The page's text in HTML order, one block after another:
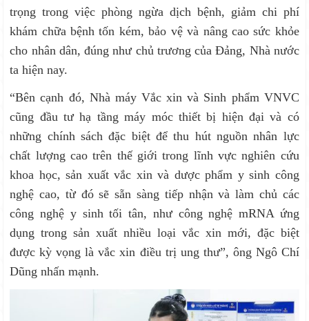
trọng trong việc phòng ngừa dịch bệnh, giảm chi phí
khám chữa bệnh tốn kém, bảo vệ và nâng cao sức khỏe
cho nhân dân, đúng như chủ trương của Đảng, Nhà nước
ta hiện nay.
“Bên cạnh đó, Nhà máy Vắc xin và Sinh phẩm VNVC
cũng đầu tư hạ tầng máy móc thiết bị hiện đại và có
những chính sách đặc biệt để thu hút nguồn nhân lực
chất lượng cao trên thế giới trong lĩnh vực nghiên cứu
khoa học, sản xuất vắc xin và dược phẩm y sinh công
nghệ cao, từ đó sẽ sẵn sàng tiếp nhận và làm chủ các
công nghệ y sinh tối tân, như công nghệ mRNA ứng
dụng trong sản xuất nhiều loại vắc xin mới, đặc biệt
được kỳ vọng là vắc xin điều trị ung thư”, ông Ngô Chí
Dũng nhấn mạnh.